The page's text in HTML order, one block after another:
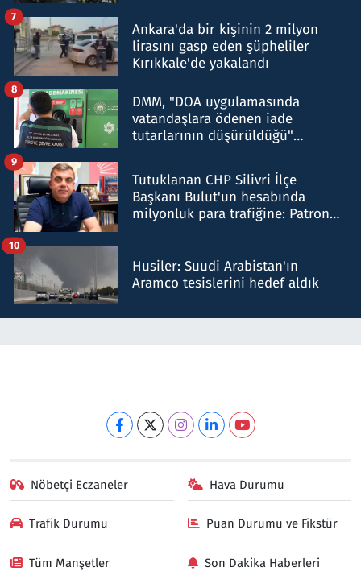
Ankara'da bir kişinin 2 milyon
lirasını gasp eden şüpheliler
Kırıkkale'de yakalandı
7
DMM, "DOA uygulamasında
vatandaşlara ödenen iade
tutarlarının düşürüldüğü"
8
Tutuklanan CHP Silivri İlçe
Başkanı Bulut'un hesabında
milyonluk para trafiğine: Patron
9
Husiler: Suudi Arabistan'ın
Aramco tesislerini hedef aldık
10
Nöbetçi Eczaneler Hava Durumu
Trafik Durumu Puan Durumu ve Fikstür
Tüm Manşetler Son Dakika Haberleri